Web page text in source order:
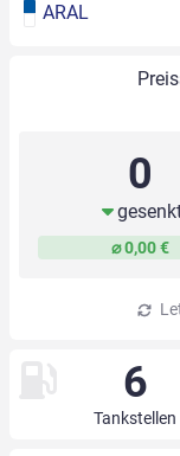
ARAL
0
⌀ 0,00 €
6
Tankstellen